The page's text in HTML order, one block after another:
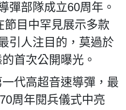
彈部隊成立60周年。
節目中罕見展示多款
引人注目的，莫過於
首次公開曝光。
代高超音速導彈，最
周年閱兵儀式中亮